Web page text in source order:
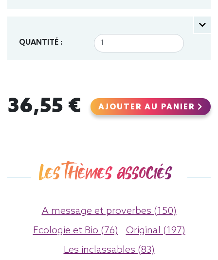
QUANTITÉ :
36,55 € AJOUTER AU PANIER
Les thèmes associés
A message et proverbes (150)
Ecologie et Bio (76)
Original (197)
Les inclassables (83)